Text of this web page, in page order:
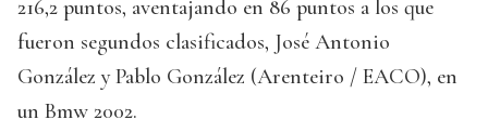
216,2 puntos, aventajando en 86 puntos a los que
fueron segundos clasificados, José Antonio
González y Pablo González (Arenteiro / EACO), en
un Bmw 2002.